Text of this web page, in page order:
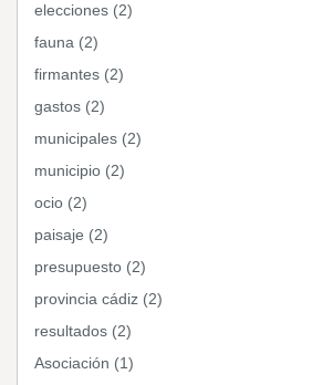
elecciones (2)
fauna (2)
firmantes (2)
gastos (2)
municipales (2)
municipio (2)
ocio (2)
paisaje (2)
presupuesto (2)
provincia cádiz (2)
resultados (2)
Asociación (1)